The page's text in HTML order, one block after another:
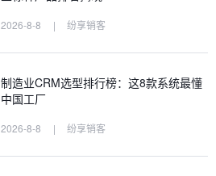
2026-8-8 | 纷享销客
制造业CRM选型排行榜：这8款系统最懂
中国工厂
2026-8-8 | 纷享销客